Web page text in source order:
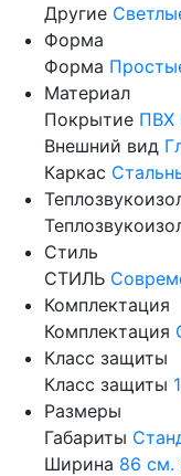
Другие
Форма
Форма
Материал
Покрытие ПВХ
Внешний вид
Каркас
Стиль
СТИЛЬ
Комплектация
Комплектация
Класс защиты
Класс защиты
Размеры
Габариты
Ширина 86 см.